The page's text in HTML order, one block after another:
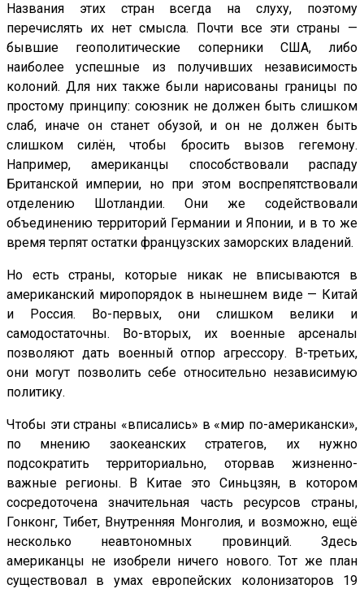
Названия этих стран всегда на слуху, поэтому
перечислять их нет смысла. Почти все эти страны —
бывшие геополитические соперники США, либо
наиболее успешные из получивших независимость
колоний. Для них также были нарисованы границы по
простому принципу: союзник не должен быть слишком
слаб, иначе он станет обузой, и он не должен быть
слишком силён, чтобы бросить вызов гегемону.
Например, американцы способствовали распаду
Британской империи, но при этом воспрепятствовали
отделению Шотландии. Они же содействовали
объединению территорий Германии и Японии, и в то же
время терпят остатки французских заморских владений.
Но есть страны, которые никак не вписываются в
американский миропорядок в нынешнем виде — Китай
и Россия. Во-первых, они слишком велики и
самодостаточны. Во-вторых, их военные арсеналы
позволяют дать военный отпор агрессору. В-третьих,
они могут позволить себе относительно независимую
политику.
Чтобы эти страны «вписались» в «мир по-американски»,
по мнению заокеанских стратегов, их нужно
подсократить территориально, оторвав жизненно-
важные регионы. В Китае это Синьцзян, в котором
сосредоточена значительная часть ресурсов страны,
Гонконг, Тибет, Внутренняя Монголия, и возможно, ещё
несколько неавтономных провинций. Здесь
американцы не изобрели ничего нового. Тот же план
существовал в умах европейских колонизаторов 19